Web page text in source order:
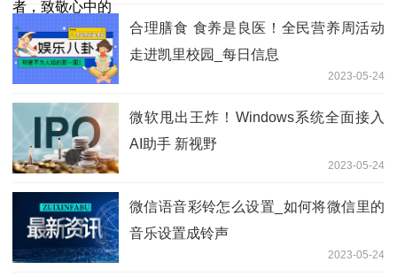
合理膳食 食养是良医！全民营养周活动
走进凯里校园_每日信息
2023-05-24
微软甩出王炸！Windows系统全面接入
AI助手 新视野
2023-05-24
微信语音彩铃怎么设置_如何将微信里的
音乐设置成铃声
2023-05-24